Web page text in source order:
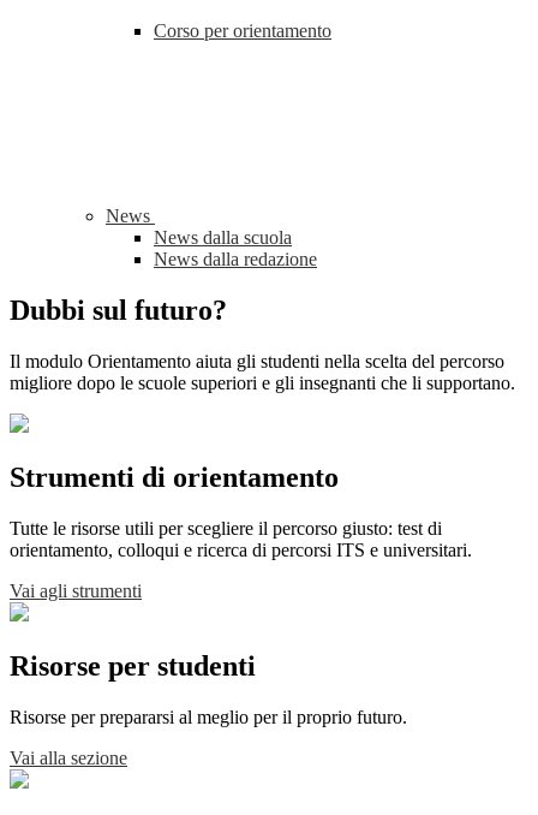
Corso per orientamento
News
News dalla scuola
News dalla redazione
Dubbi sul futuro?
Il modulo Orientamento aiuta gli studenti nella scelta del percorso
migliore dopo le scuole superiori e gli insegnanti che li supportano.
Strumenti di orientamento
Tutte le risorse utili per scegliere il percorso giusto: test di
orientamento, colloqui e ricerca di percorsi ITS e universitari.
Vai agli strumenti
Risorse per studenti
Risorse per prepararsi al meglio per il proprio futuro.
Vai alla sezione